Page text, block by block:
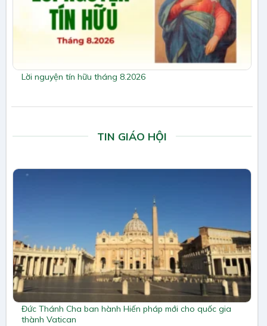
Lời nguyện tín hữu tháng 8.2026
TIN GIÁO HỘI
Đức Thánh Cha ban hành Hiến pháp mới cho quốc gia
thành Vatican